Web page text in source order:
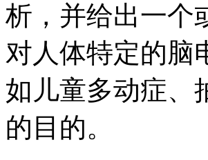
析，并给出一个
对人体特定的脑
如儿童多动症、
的目的。